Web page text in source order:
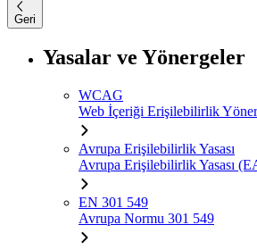
Geri
Yasalar ve Yönergeler
WCAG
Web İçeriği Erişilebilirlik
Avrupa Erişilebilirlik Yasası
Avrupa Erişilebilirlik Yasası
EN 301 549
Avrupa Normu 301 549